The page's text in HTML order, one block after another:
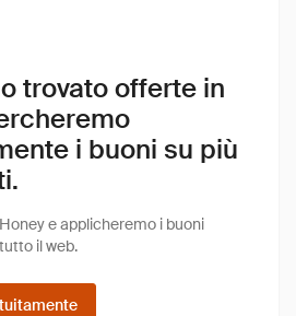
trovato offerte in
i buoni su più
e applicheremo i buoni
il web.